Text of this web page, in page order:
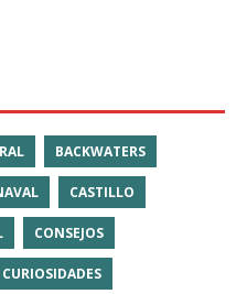
BACKWATERS
CASTILLO
CONSEJOS
CURIOSIDADES